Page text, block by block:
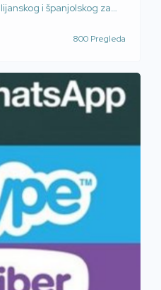
i španjolskog za
Prilaz G. Deželića.
800 Pregleda